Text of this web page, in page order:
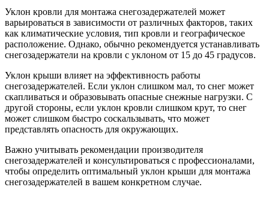
Уклон кровли для монтажа снегозадержателей может
варьироваться в зависимости от различных факторов, таких
как климатические условия, тип кровли и географическое
расположение. Однако, обычно рекомендуется устанавливать
снегозадержатели на кровли с уклоном от 15 до 45 градусов.
Уклон крыши влияет на эффективность работы
снегозадержателей. Если уклон слишком мал, то снег может
скапливаться и образовывать опасные снежные нагрузки. С
другой стороны, если уклон кровли слишком крут, то снег
может слишком быстро соскальзывать, что может
представлять опасность для окружающих.
Важно учитывать рекомендации производителя
снегозадержателей и консультироваться с профессионалами,
чтобы определить оптимальный уклон крыши для монтажа
снегозадержателей в вашем конкретном случае.